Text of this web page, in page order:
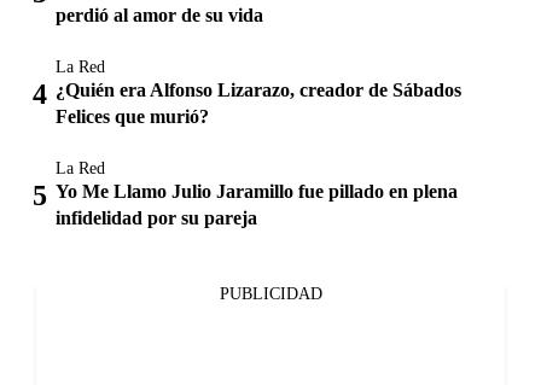
perdió al amor de su vida
La Red
¿Quién era Alfonso Lizarazo, creador de Sábados
Felices que murió?
La Red
Yo Me Llamo Julio Jaramillo fue pillado en plena
infidelidad por su pareja
PUBLICIDAD